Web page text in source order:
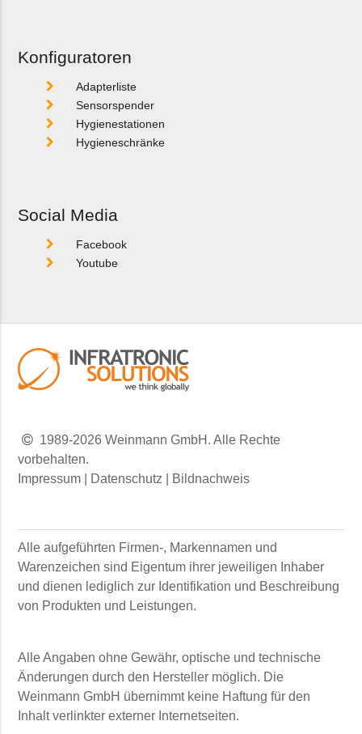
Konfiguratoren
Adapterliste
Sensorspender
Hygienestationen
Hygieneschränke
Social Media
Facebook
Youtube
1989-2026 Weinmann GmbH. Alle Rechte
vorbehalten.
Impressum
Datenschutz Bildnachweis
Alle aufgeführten Firmen-, Markennamen und
Warenzeichen sind Eigentum ihrer jeweiligen Inhaber
und dienen lediglich zur Identifikation und Beschreibung
von Produkten und Leistungen.
Alle Angaben ohne Gewähr, optische und technische
Änderungen durch den Hersteller möglich. Die
Weinmann GmbH übernimmt keine Haftung für den
Inhalt verlinkter externer Internetseiten.